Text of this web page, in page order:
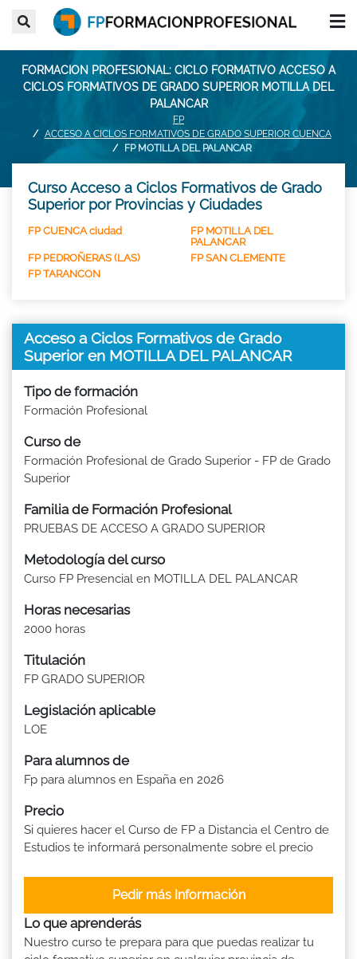
FORMACION PROFESIONAL: CICLO FORMATIVO ACCESO A
CICLOS FORMATIVOS DE GRADO SUPERIOR MOTILLA DEL
PALANCAR
FP
ACCESO A CICLOS FORMATIVOS DE GRADO SUPERIOR CUENCA
FP MOTILLA DEL PALANCAR
Curso Acceso a Ciclos Formativos de Grado
Superior por Provincias y Ciudades
FP CUENCA ciudad
FP MOTILLA DEL
PALANCAR
FP PEDROÑERAS (LAS)
FP SAN CLEMENTE
FP TARANCON
Acceso a Ciclos Formativos de Grado
Superior en MOTILLA DEL PALANCAR
Tipo de formación
Formación Profesional
Curso de
Formación Profesional de Grado Superior - FP de Grado
Superior
Familia de Formación Profesional
PRUEBAS DE ACCESO A GRADO SUPERIOR
Metodología del curso
Curso FP Presencial en MOTILLA DEL PALANCAR
Horas necesarias
2000 horas
Titulación
FP GRADO SUPERIOR
Legislación aplicable
LOE
Para alumnos de
Fp para alumnos en España en 2026
Precio
Si quieres hacer el Curso de FP a Distancia el Centro de
Estudios te informará personalmente sobre el precio
Pedir más Información
Lo que aprenderás
Nuestro curso te prepara para que puedas realizar tu